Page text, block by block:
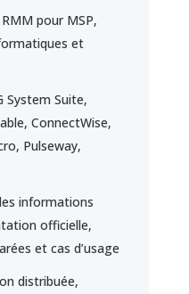
pour MSP,
et
System Suite,
ConnectWise,
Pulseway,
informations
officielle,
et cas d’usage
distribuée,